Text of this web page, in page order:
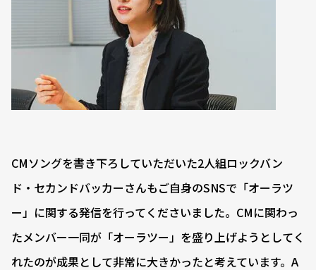
CMソングを書き下ろしていただいた2人組ロックバン
ド・セカンドバッカーさんもご自身のSNSで「オーラツ
ー」に関する発信を行ってくださいました。CMに関わっ
たメンバー一同が「オーラツー」を盛り上げようとしてく
れたのが成果として非常に大きかったと考えています。A